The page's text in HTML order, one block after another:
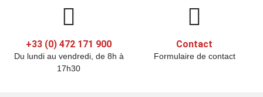
+33 (0) 472 171 900
Du lundi au vendredi, de 8h à
17h30
Contact
Formulaire de contact